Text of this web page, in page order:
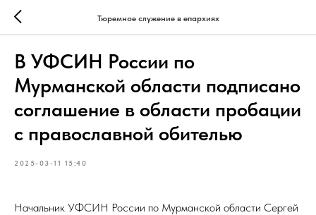
Тюремное служение в епархиях
В УФСИН России по
Мурманской области подписано
соглашение в области пробации
с православной обителью
2025-03-11 15:40
Начальник УФСИН России по Мурманской области Сергей